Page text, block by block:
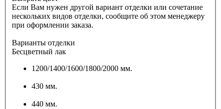
Если Вам нужен другой вариант отделки или сочетание
нескольких видов отделки, сообщите об этом менеджеру
при оформлении заказа.
Варианты отделки
Бесцветный лак
1200/1400/1600/1800/2000 мм.
430 мм.
440 мм.